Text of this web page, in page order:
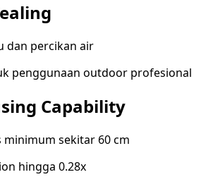
dan percikan air
penggunaan outdoor profesional
Capability
minimum sekitar 60 cm
hingga 0.28x